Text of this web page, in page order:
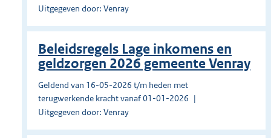
Uitgegeven door: Venray
Beleidsregels Lage inkomens en
geldzorgen 2026 gemeente Venray
Geldend van 16-05-2026 t/m heden met
terugwerkende kracht vanaf 01-01-2026
Uitgegeven door: Venray